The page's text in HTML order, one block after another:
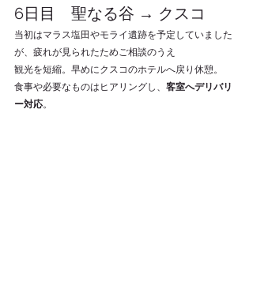
6日目　聖なる谷 → クスコ
当初はマラス塩田やモライ遺跡を予定していました
が、疲れが見られたためご相談のうえ
観光を短縮。早めにクスコのホテルへ戻り休憩。
食事や必要なものはヒアリングし、 客室へデリバリ
ー対応。